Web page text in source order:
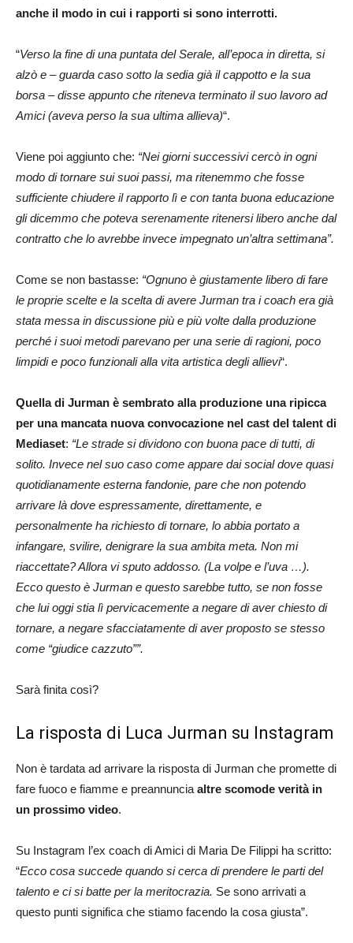
anche il modo in cui i rapporti si sono interrotti.
“Verso la fine di una puntata del Serale, all’epoca in diretta, si
alzò e – guarda caso sotto la sedia già il cappotto e la sua
borsa – disse appunto che riteneva terminato il suo lavoro ad
Amici (aveva perso la sua ultima allieva)“.
Viene poi aggiunto che: “Nei giorni successivi cercò in ogni
modo di tornare sui suoi passi, ma ritenemmo che fosse
sufficiente chiudere il rapporto lì e con tanta buona educazione
gli dicemmo che poteva serenamente ritenersi libero anche dal
contratto che lo avrebbe invece impegnato un’altra settimana”.
Come se non bastasse: “Ognuno è giustamente libero di fare
le proprie scelte e la scelta di avere Jurman tra i coach era già
stata messa in discussione più e più volte dalla produzione
perché i suoi metodi parevano per una serie di ragioni, poco
limpidi e poco funzionali alla vita artistica degli allievi“.
Quella di Jurman è sembrato alla produzione una ripicca
per una mancata nuova convocazione nel cast del talent di
Mediaset: “Le strade si dividono con buona pace di tutti, di
solito. Invece nel suo caso come appare dai social dove quasi
quotidianamente esterna fandonie, pare che non potendo
arrivare là dove espressamente, direttamente, e
personalmente ha richiesto di tornare, lo abbia portato a
infangare, svilire, denigrare la sua ambita meta. Non mi
riaccettate? Allora vi sputo addosso. (La volpe e l’uva …).
Ecco questo è Jurman e questo sarebbe tutto, se non fosse
che lui oggi stia lì pervicacemente a negare di aver chiesto di
tornare, a negare sfacciatamente di aver proposto se stesso
come “giudice cazzuto””.
Sarà finita così?
La risposta di Luca Jurman su Instagram
Non è tardata ad arrivare la risposta di Jurman che promette di
fare fuoco e fiamme e preannuncia altre scomode verità in
un prossimo video.
Su Instagram l’ex coach di Amici di Maria De Filippi ha scritto:
“Ecco cosa succede quando si cerca di prendere le parti del
talento e ci si batte per la meritocrazia. Se sono arrivati a
questo punti significa che stiamo facendo la cosa giusta”.